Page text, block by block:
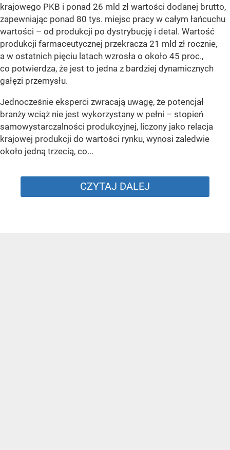
krajowego PKB i ponad 26 mld zł wartości dodanej brutto,
zapewniając ponad 80 tys. miejsc pracy w całym łańcuchu
wartości – od produkcji po dystrybucję i detal. Wartość
produkcji farmaceutycznej przekracza 21 mld zł rocznie,
a w ostatnich pięciu latach wzrosła o około 45 proc.,
co potwierdza, że jest to jedna z bardziej dynamicznych
gałęzi przemysłu.
Jednocześnie eksperci zwracają uwagę, że potencjał
branży wciąż nie jest wykorzystany w pełni – stopień
samowystarczalności produkcyjnej, liczony jako relacja
krajowej produkcji do wartości rynku, wynosi zaledwie
około jedną trzecią, co...
CZYTAJ DALEJ